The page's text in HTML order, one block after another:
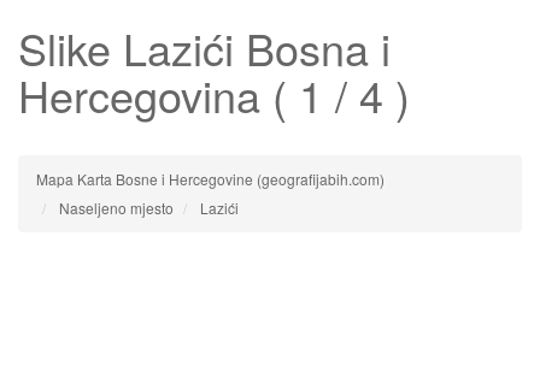
Slike Lazići Bosna i
Hercegovina ( 1 / 4 )
Mapa Karta Bosne i Hercegovine (geografijabih.com)
Naseljeno mjesto
Lazići